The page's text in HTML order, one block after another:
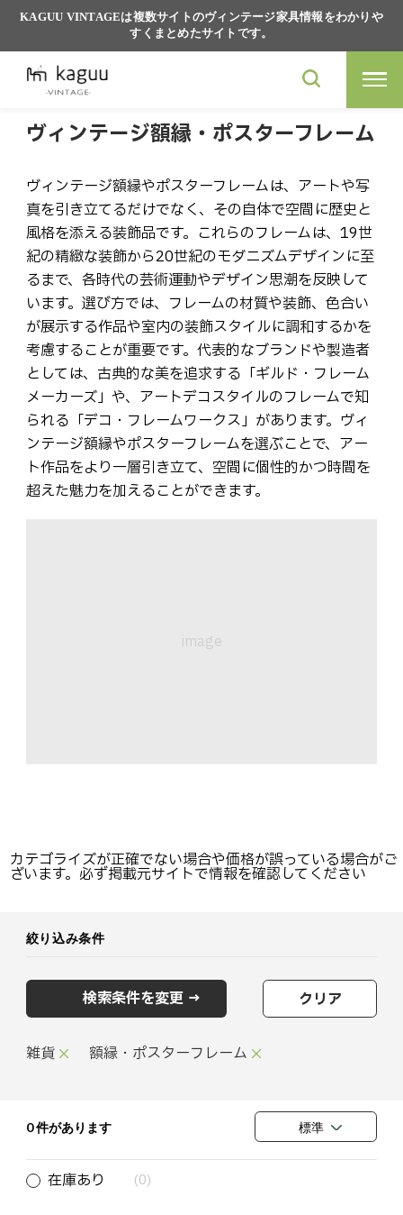
KAGUU VINTAGEは複数サイトのヴィンテージ家具情報をわかりや
すくまとめたサイトです。
ヴィンテージ額縁・ポスターフレーム
ヴィンテージ額縁やポスターフレームは、アートや写
真を引き立てるだけでなく、その自体で空間に歴史と
風格を添える装飾品です。これらのフレームは、19世
紀の精緻な装飾から20世紀のモダニズムデザインに至
るまで、各時代の芸術運動やデザイン思潮を反映して
います。選び方では、フレームの材質や装飾、色合い
が展示する作品や室内の装飾スタイルに調和するかを
考慮することが重要です。代表的なブランドや製造者
としては、古典的な美を追求する「ギルド・フレーム
メーカーズ」や、アートデコスタイルのフレームで知
られる「デコ・フレームワークス」があります。ヴィ
ンテージ額縁やポスターフレームを選ぶことで、アー
ト作品をより一層引き立て、空間に個性的かつ時間を
超えた魅力を加えることができます。
image
カテゴライズが正確でない場合や価格が誤っている場合がご
ざいます。必ず掲載元サイトで情報を確認してください
絞り込み条件
検索条件を変更 → クリア
雑貨 額縁・ポスターフレーム
0 件があります 標準
在庫あり (0)